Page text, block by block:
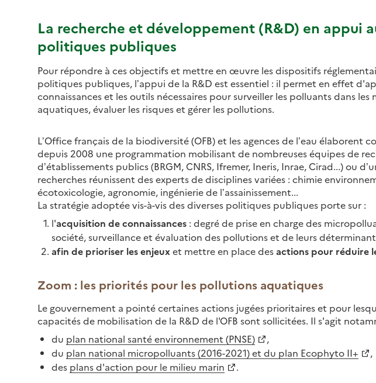
La recherche et développement (R&D) en appui
politiques publiques
Pour répondre à ces objectifs et mettre en œuvre les dispositifs
politiques publiques, l’appui de la R&D est essentiel : il permet en effet
connaissances et les outils nécessaires pour surveiller les polluants dans les
aquatiques, évaluer les risques et gérer les pollutions.
L’Office français de la biodiversité (OFB) et les agences de l’eau élaborent
depuis 2008 une programmation mobilisant de nombreuses équipes de
d’établissements publics (BRGM, CNRS, Ifremer, Ineris, Inrae, Cirad...) ou
recherches réunissent des experts de disciplines variées : chimie
écotoxicologie, agronomie, ingénierie de l’assainissement...
La stratégie adoptée vis-à-vis des diverses politiques publiques porte sur :
l'acquisition de connaissances : degré de prise en charge des
société, surveillance et évaluation des pollutions et de leurs
afin de prioriser les enjeuxet mettre en place desactions pour réduire
Zoom : les priorités pour les pollutions aquatiques
Le gouvernement a pointé certaines actions jugées prioritaires et pour
capacités de mobilisation de la R&D de l'OFB sont sollicitées. Il s'agit
du plan national santé environnement (PNSE)
,
du plan national micropolluants (2016-2021) et du plan Ecophyto II+
,
des plans d'action pour le milieu marin .